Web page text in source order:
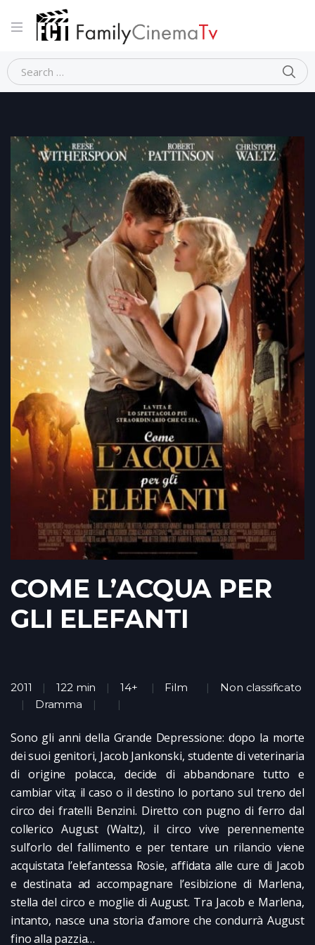
Home Dramma
COME L’ACQUA PER
GLI ELEFANTI
2011 122 min 14+ Film
Non classificato
Dramma
Sono gli anni della Grande Depressione: dopo la morte
dei suoi genitori, Jacob Jankonski, studente di veterinaria
di origine polacca, decide di abbandonare tutto e
cambiar vita; il caso o il destino lo portano sul treno del
circo dei fratelli Benzini. Diretto con pugno di ferro dal
collerico August (Waltz), il circo vive perennemente
sull’orlo del fallimento e per tentare un rilancio viene
acquistata l’elefantessa Rosie, affidata alle cure di Jacob
e destinata ad accompagnare l’esibizione di Marlena,
stella del circo e moglie di August. Tra Jacob e Marlena,
intanto, nasce una storia d’amore che condurrà August
fino alla pazzia…